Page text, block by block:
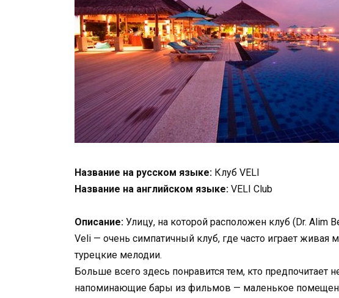
Название на русском языке: Клуб VELI
Название на английском языке: VELI Club
Описание: Улицу, на которой расположен клуб (Dr. Alim
Veli — очень симпатичный клуб, где часто играет живая
турецкие мелодии.
Больше всего здесь понравится тем, кто
напоминающие бары из фильмов — маленькое